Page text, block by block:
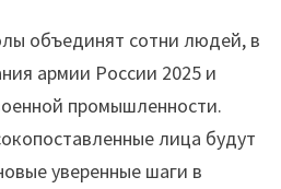
объединят сотни людей, в
армии России 2025 и
промышленности.
лица будут
уверенные шаги в